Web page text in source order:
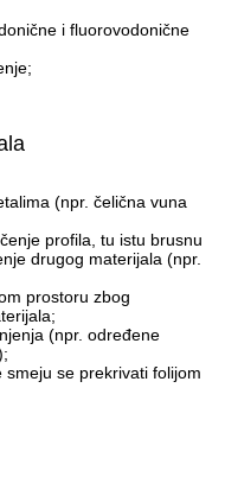
i fluorovodonične
(npr. čelična vuna
profila, tu istu brusnu
drugog materijala (npr.
prostoru zbog
(npr. određene
se prekrivati folijom